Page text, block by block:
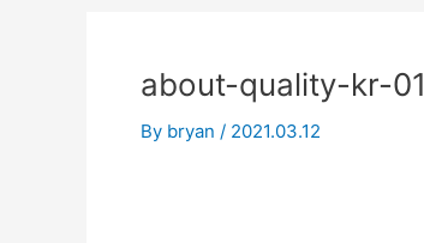
about-quality-kr-01
By bryan / 2021.03.12